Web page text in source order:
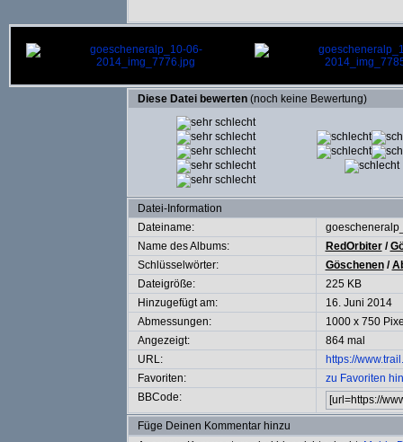
Diese Datei bewerten(noch keine Bewertung)
Datei-Information
Dateiname:
Name des Albums:
RedOrbiter/
Schlüsselwörter:
Göschenen/
Dateigröße:
225 KB
Hinzugefügt am:
16. Juni 2014
Abmessungen:
1000 x 750
Angezeigt:
864 mal
URL:
https://
Favoriten:
zu Favoriten
BBCode:
Füge Deinen Kommentar hinzu